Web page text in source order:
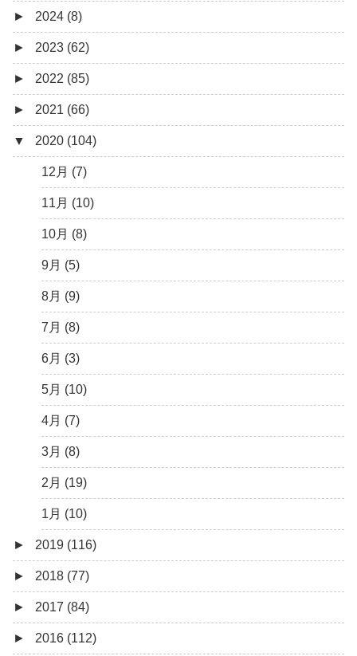
12月 (1)
6月 (1)
► 2024 (8)
8月 (1)
7月 (1)
5月 (2)
4月 (3)
3月 (1)
► 2023 (62)
9月 (1)
8月 (1)
7月 (8)
6月 (5)
5月 (7)
4月 (9)
3月 (15)
2月 (6)
1月 (10)
► 2022 (85)
12月 (3)
10月 (1)
9月 (4)
8月 (5)
7月 (5)
6月 (8)
5月 (13)
4月 (12)
3月 (13)
2月 (14)
1月 (7)
► 2021 (66)
12月 (4)
11月 (8)
10月 (1)
8月 (2)
7月 (4)
6月 (6)
5月 (5)
4月 (10)
3月 (5)
2月 (11)
1月 (10)
▼ 2020 (104)
12月 (7)
11月 (10)
10月 (8)
9月 (5)
8月 (9)
7月 (8)
6月 (3)
5月 (10)
4月 (7)
3月 (8)
2月 (19)
1月 (10)
► 2019 (116)
12月 (9)
11月 (11)
10月 (9)
► 2018 (77)
12月 (6)
11月 (4)
► 2017 (84)
12月 (5)
► 2016 (112)